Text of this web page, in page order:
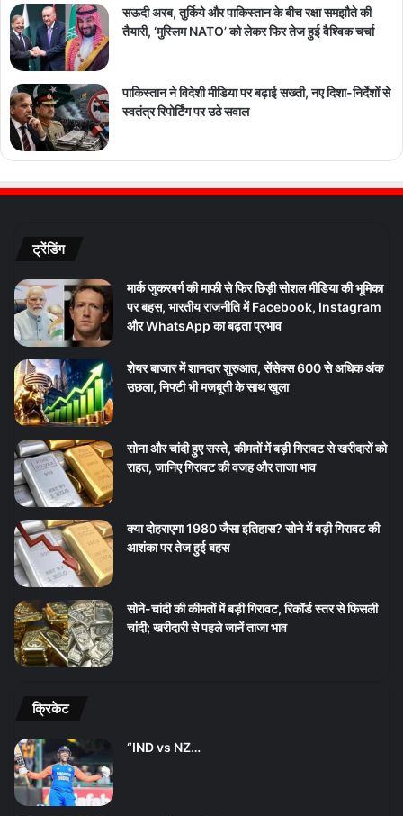
सऊदी अरब, तुर्किये और पाकिस्तान के बीच रक्षा समझौते की
तैयारी, ‘मुस्लिम NATO’ को लेकर फिर तेज हुई वैश्विक चर्चा
पाकिस्तान ने विदेशी मीडिया पर बढ़ाई सख्ती, नए दिशा-निर्देशों से
स्वतंत्र रिपोर्टिंग पर उठे सवाल
ट्रेंडिंग
मार्क जुकरबर्ग की माफी से फिर छिड़ी सोशल मीडिया की भूमिका
पर बहस, भारतीय राजनीति में Facebook, Instagram
और WhatsApp का बढ़ता प्रभाव
शेयर बाजार में शानदार शुरुआत, सेंसेक्स 600 से अधिक अंक
उछला, निफ्टी भी मजबूती के साथ खुला
सोना और चांदी हुए सस्ते, कीमतों में बड़ी गिरावट से खरीदारों को
राहत, जानिए गिरावट की वजह और ताजा भाव
क्या दोहराएगा 1980 जैसा इतिहास? सोने में बड़ी गिरावट की
आशंका पर तेज हुई बहस
सोने-चांदी की कीमतों में बड़ी गिरावट, रिकॉर्ड स्तर से फिसली
चांदी; खरीदारी से पहले जानें ताजा भाव
क्रिकेट
“IND vs NZ…